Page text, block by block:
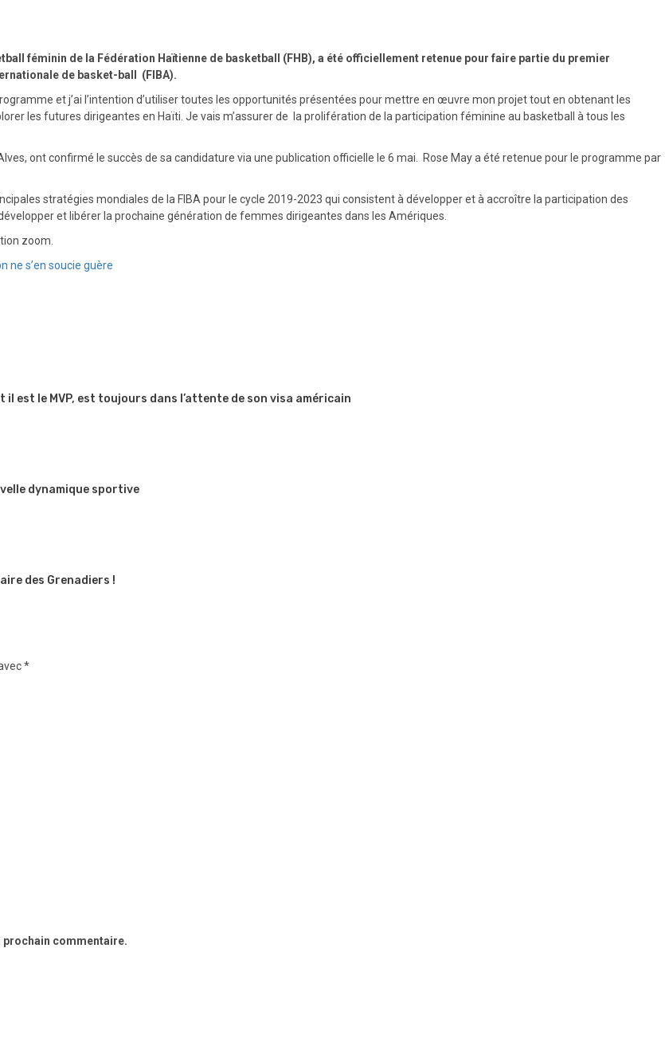
féminin de la Fédération Haïtienne de basketball (FHB), a été officiellement retenue pour faire partie du premier
de basket-ball (FIBA).
et j’ai l’intention d’utiliser toutes les opportunités présentées pour mettre en œuvre mon projet tout en obtenant les
les futures dirigeantes en Haïti. Je vais m’assurer de la prolifération de la participation féminine au basketball à tous les
ont confirmé le succès de sa candidature via une publication officielle le 6 mai. Rose May a été retenue pour le programme par
stratégies mondiales de la FIBA ​​pour le cycle 2019-2023 qui consistent à développer et à accroître la participation des
et libérer la prochaine génération de femmes dirigeantes dans les Amériques.
zoom.
ne s’en soucie guère
est le MVP, est toujours dans l’attente de son visa américain
dynamique sportive
des Grenadiers !
*
prochain commentaire.